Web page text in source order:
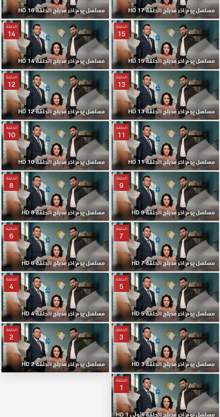
مسلسل يوم اخر مدبلج الحلقة 17 HD مسلسل يوم اخر مدبلج الحلقة 16 HD
الحلقة
15
مسلسل يوم اخر مدبلج الحلقة 15 HD
الحلقة
14
مسلسل يوم اخر مدبلج الحلقة 14 HD
الحلقة
13
مسلسل يوم اخر مدبلج الحلقة 13 HD
الحلقة
12
مسلسل يوم اخر مدبلج الحلقة 12 HD
الحلقة
11
مسلسل يوم اخر مدبلج الحلقة 11 HD
الحلقة
10
مسلسل يوم اخر مدبلج الحلقة 10 HD
الحلقة
9
مسلسل يوم اخر مدبلج الحلقة 9 HD
الحلقة
8
مسلسل يوم اخر مدبلج الحلقة 8 HD
الحلقة
7
مسلسل يوم اخر مدبلج الحلقة 7 HD
الحلقة
6
مسلسل يوم اخر مدبلج الحلقة 6 HD
الحلقة
5
مسلسل يوم اخر مدبلج الحلقة 5 HD
الحلقة
4
مسلسل يوم اخر مدبلج الحلقة 4 HD
الحلقة
3
مسلسل يوم اخر مدبلج الحلقة 3 HD
الحلقة
2
مسلسل يوم اخر مدبلج الحلقة 2 HD
الحلقة
1
مسلسل يوم اخر مدبلج الحلقة الأولي 1 HD